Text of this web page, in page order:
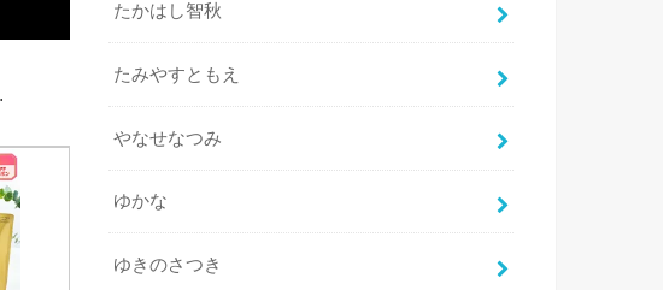
たかはし智秋
たみやすともえ
やなせなつみ
ゆかな
ゆきのさつき